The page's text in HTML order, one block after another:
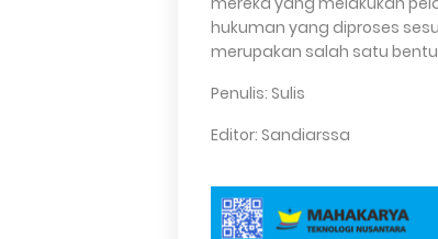
hukuman yang diproses
merupakan salah satu
Penulis: Sulis
Editor: Sandiarssa